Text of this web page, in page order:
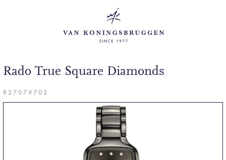
Rado True Square Diamonds
R27079702